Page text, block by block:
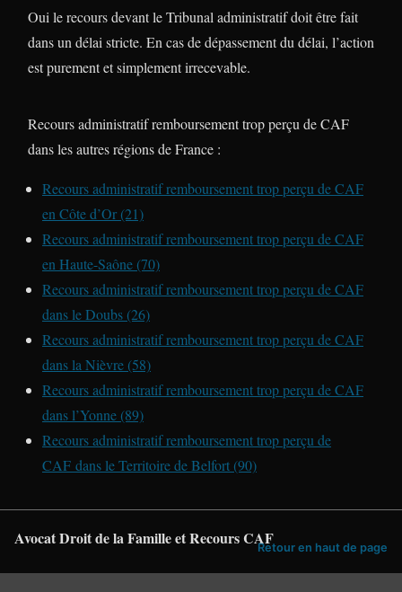
Oui le recours devant le Tribunal administratif doit être fait
dans un délai stricte. En cas de dépassement du délai, l’action
est purement et simplement irrecevable.
Recours administratif remboursement trop perçu de CAF
dans les autres régions de France :
Recours administratif remboursement trop perçu de CAF
en Côte d’Or (21)
Recours administratif remboursement trop perçu de CAF
en Haute-Saône (70)
Recours administratif remboursement trop perçu de CAF
dans le Doubs (26)
Recours administratif remboursement trop perçu de CAF
dans la Nièvre (58)
Recours administratif remboursement trop perçu de CAF
dans l’Yonne (89)
Recours administratif remboursement trop perçu de
CAF dans le Territoire de Belfort (90)
Avocat Droit de la Famille et Recours CAFRetour en haut de page